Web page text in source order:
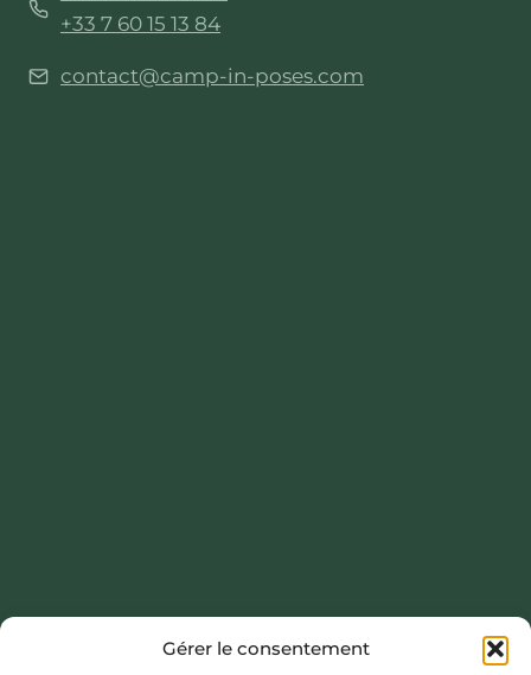
Gérer le consentement
+33 7 60 15 13 84
contact@camp-in-poses.com